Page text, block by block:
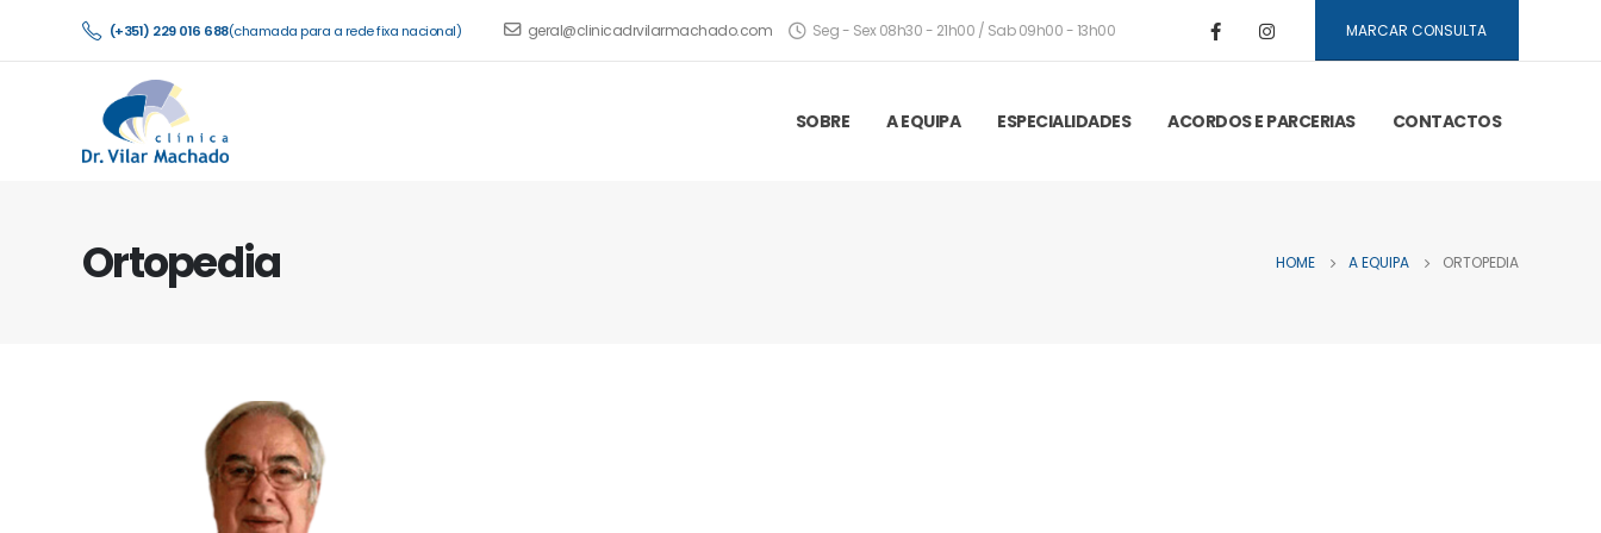
(+351) 229 016 688(chamada para a rede fixa nacional) geral@clinicadrvilarmachado.com Seg - Sex 08h30 - 21h00 / Sab 09h00 - 13h00 MARCAR CONSULTA
SOBRE A EQUIPA ESPECIALIDADES ACORDOS E PARCERIAS CONTACTOS
Ortopedia HOME A EQUIPA ORTOPEDIA